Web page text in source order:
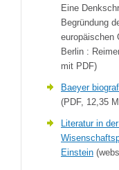
Eine
Begründung
europäischen
Berlin :
mit PDF)
Baeyer
(PDF, 12,35
Literatur in
Einstein